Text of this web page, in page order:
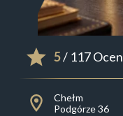
5/ 117 Ocen
Chełm
Podgórze 36